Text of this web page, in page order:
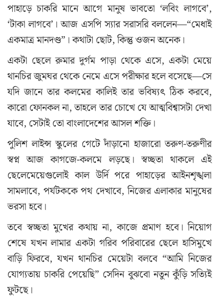
পাহাড়ে চাকরি মানে আগে মানুষ ভাবতো ‘লবিং লাগবে’,
‘টাকা লাগবে’। আজ এসপি স্যার সরাসরি বললেন—“মেধাই
একমাত্র মানদণ্ড”। কথাটা ছোট, কিন্তু ওজন অনেক।
একটা ছেলে রুমার দুর্গম পাড়া থেকে এসে, একটা মেয়ে
থানচির জুমঘর থেকে নেমে এসে পরীক্ষার হলে বসেছে—সে
যদি জানে তার কলমের কালিই তার ভবিষ্যৎ ঠিক করবে,
কারো ফোনকল না, তাহলে তার চোখে যে আত্মবিশ্বাসটা দেখা
যাবে, সেটাই তো বাংলাদেশের আসল শক্তি।
পুলিশ লাইন্স স্কুলের গেটে দাঁড়ানো হাজারো তরুণ-তরুণীর
স্বপ্ন আজ কাগজে-কলমে লড়ছে। স্বচ্ছতা থাকলে এই
ছেলেমেয়েগুলোই কাল উর্দি পরে পাহাড়ের আইনশৃঙ্খলা
সামলাবে, পর্যটককে পথ দেখাবে, নিজের এলাকার মানুষের
ভরসা হবে।
তবে স্বচ্ছতা মুখের কথায় না, কাজে প্রমাণ হবে। নিয়োগ
শেষে যখন লামার একটা গরিব পরিবারের ছেলে হাসিমুখে
বাড়ি ফিরবে, যখন থানচির মেয়েটা বলবে “আমি নিজের
যোগ্যতায় চাকরি পেয়েছি” সেদিন বুঝবো নতুন কুঁড়ি সত্যিই
ফুটছে।